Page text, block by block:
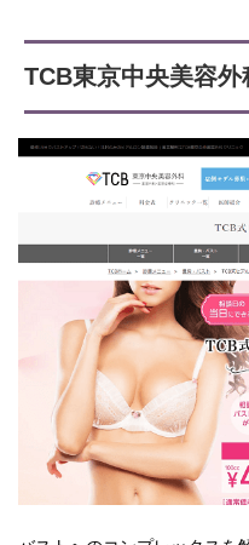
TCB東京中央美容外